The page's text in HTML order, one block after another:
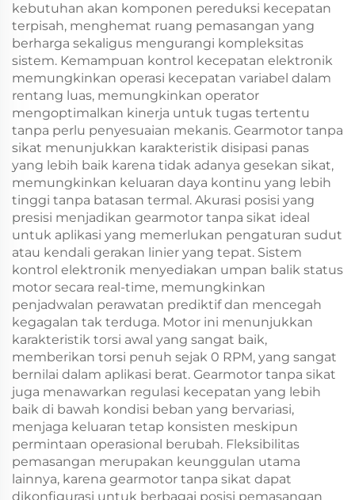
kebutuhan akan komponen pereduksi kecepatan
terpisah, menghemat ruang pemasangan yang
berharga sekaligus mengurangi kompleksitas
sistem. Kemampuan kontrol kecepatan elektronik
memungkinkan operasi kecepatan variabel dalam
rentang luas, memungkinkan operator
mengoptimalkan kinerja untuk tugas tertentu
tanpa perlu penyesuaian mekanis. Gearmotor tanpa
sikat menunjukkan karakteristik disipasi panas
yang lebih baik karena tidak adanya gesekan sikat,
memungkinkan keluaran daya kontinu yang lebih
tinggi tanpa batasan termal. Akurasi posisi yang
presisi menjadikan gearmotor tanpa sikat ideal
untuk aplikasi yang memerlukan pengaturan sudut
atau kendali gerakan linier yang tepat. Sistem
kontrol elektronik menyediakan umpan balik status
motor secara real-time, memungkinkan
penjadwalan perawatan prediktif dan mencegah
kegagalan tak terduga. Motor ini menunjukkan
karakteristik torsi awal yang sangat baik,
memberikan torsi penuh sejak 0 RPM, yang sangat
bernilai dalam aplikasi berat. Gearmotor tanpa sikat
juga menawarkan regulasi kecepatan yang lebih
baik di bawah kondisi beban yang bervariasi,
menjaga keluaran tetap konsisten meskipun
permintaan operasional berubah. Fleksibilitas
pemasangan merupakan keunggulan utama
lainnya, karena gearmotor tanpa sikat dapat
dikonfigurasi untuk berbagai posisi pemasangan